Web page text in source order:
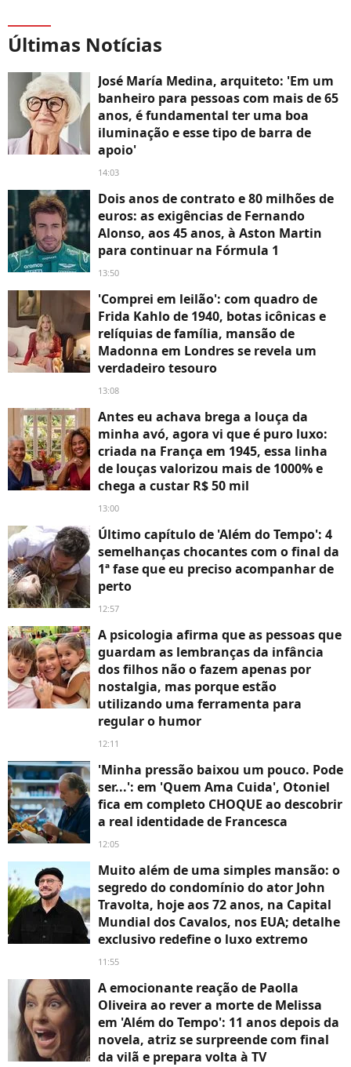
Últimas Notícias
José María Medina, arquiteto: 'Em um
banheiro para pessoas com mais de 65
anos, é fundamental ter uma boa
iluminação e esse tipo de barra de
apoio'
14:03
Dois anos de contrato e 80 milhões de
euros: as exigências de Fernando
Alonso, aos 45 anos, à Aston Martin
para continuar na Fórmula 1
13:50
'Comprei em leilão': com quadro de
Frida Kahlo de 1940, botas icônicas e
relíquias de família, mansão de
Madonna em Londres se revela um
verdadeiro tesouro
13:08
Antes eu achava brega a louça da
minha avó, agora vi que é puro luxo:
criada na França em 1945, essa linha
de louças valorizou mais de 1000% e
chega a custar R$ 50 mil
13:00
Último capítulo de 'Além do Tempo': 4
semelhanças chocantes com o final da
1ª fase que eu preciso acompanhar de
perto
12:57
A psicologia afirma que as pessoas que
guardam as lembranças da infância
dos filhos não o fazem apenas por
nostalgia, mas porque estão
utilizando uma ferramenta para
regular o humor
12:11
'Minha pressão baixou um pouco. Pode
ser...': em 'Quem Ama Cuida', Otoniel
fica em completo CHOQUE ao descobrir
a real identidade de Francesca
12:05
Muito além de uma simples mansão: o
segredo do condomínio do ator John
Travolta, hoje aos 72 anos, na Capital
Mundial dos Cavalos, nos EUA; detalhe
exclusivo redefine o luxo extremo
11:55
A emocionante reação de Paolla
Oliveira ao rever a morte de Melissa
em 'Além do Tempo': 11 anos depois da
novela, atriz se surpreende com final
da vilã e prepara volta à TV